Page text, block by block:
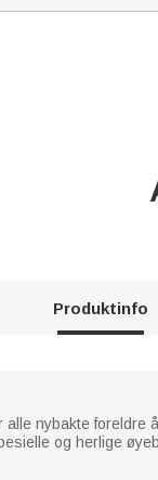
Produktinfo
nybakte
og herlige